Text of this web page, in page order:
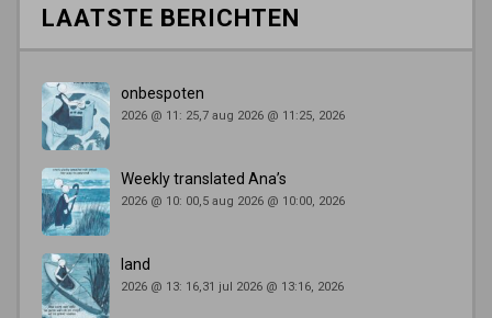
LAATSTE BERICHTEN
onbespoten
2026 @ 11: 25,7 aug 2026 @ 11:25, 2026
Weekly translated Ana’s
2026 @ 10: 00,5 aug 2026 @ 10:00, 2026
land
2026 @ 13: 16,31 jul 2026 @ 13:16, 2026